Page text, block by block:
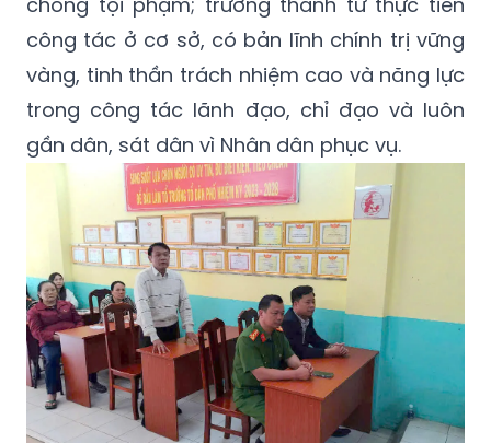
công tác ở cơ sở, có bản lĩnh chính trị vững
vàng, tinh thần trách nhiệm cao và năng lực
trong công tác lãnh đạo, chỉ đạo và luôn
gần dân, sát dân vì Nhân dân phục vụ.